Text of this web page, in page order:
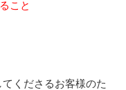
こと
くださるお客様のた